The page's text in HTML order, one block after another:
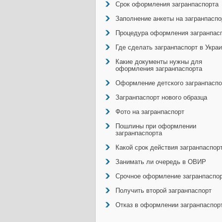
Срок оформления загранпаспорта
Заполнение анкеты на
Процедура оформления
Где сделать загранпаспорт в
Какие документы нужны для
оформления загранпаспорта
Оформление детского
Загранпаспорт нового образца
Фото на загранпаспорт
Пошлины при оформлении
загранпаспорта
Какой срок действия
Занимать ли очередь в ОВИР
Срочное оформление
Получить второй загранпаспорт
Отказ в оформлении